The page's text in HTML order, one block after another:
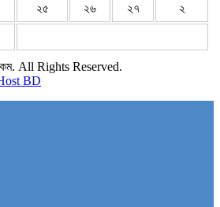
২৫ ২৬ ২৭ ২
All Rights Reserved.
BD